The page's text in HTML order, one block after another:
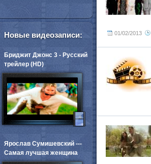
01/02/2013
Новые видеозаписи:
Бриджит Джонс 3 - Русский
трейлер (HD)
Ярослав Сумишевский ---
Самая лучшая женщина